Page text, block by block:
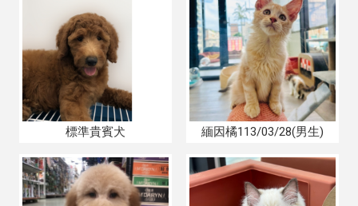
標準貴賓犬 緬因橘113/03/28(男生)